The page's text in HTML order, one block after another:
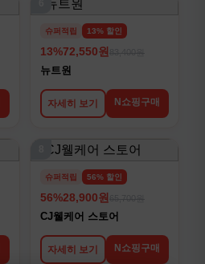
슈퍼적립 13% 할인
13%72,550원
뉴트원
자세히 보기 N쇼핑구매
슈퍼적립 56% 할인
56%28,900원
CJ웰케어 스토어
자세히 보기 N쇼핑구매